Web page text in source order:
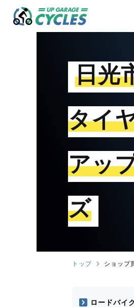
日光
タイ
アッ
ズ
トップ ショップ
ロードバイク